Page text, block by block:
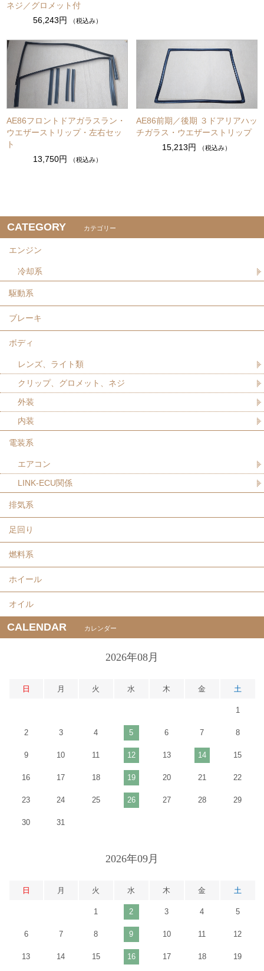
ネジ／グロメット付
56,243円
（税込み）
AE86フロントドアガラスラン・
ウエザーストリップ・左右セッ
ト
13,750円
（税込み）
AE86前期／後期 ３ドアリアハッ
チガラス・ウエザーストリップ
15,213円
（税込み）
CATEGORY カテゴリー
エンジン
冷却系
駆動系
ブレーキ
ボディ
レンズ、ライト類
クリップ、グロメット、ネジ
外装
内装
電装系
エアコン
LINK-ECU関係
排気系
足回り
燃料系
ホイール
オイル
CALENDAR カレンダー
2026年08月
日 月 火 水 木 金 土
1
2 3 4 5 6 7 8
9 10 11 12 13 14 15
16 17 18 19 20 21 22
23 24 25 26 27 28 29
30 31
2026年09月
日 月 火 水 木 金 土
1 2 3 4 5
6 7 8 9 10 11 12
13 14 15 16 17 18 19